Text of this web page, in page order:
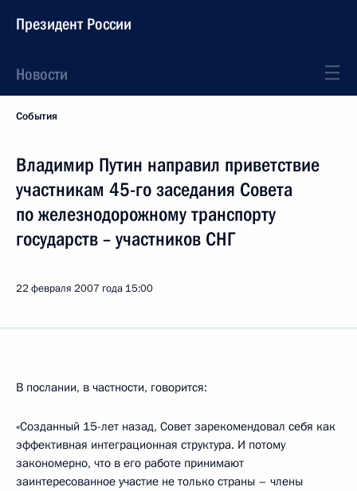
Президент России
Новости
События
Владимир Путин направил приветствие
участникам 45-го заседания Совета
по железнодорожному транспорту
государств – участников СНГ
22 февраля 2007 года 15:00
В послании, в частности, говорится:
«Созданный 15-лет назад, Совет зарекомендовал себя как
эффективная интеграционная структура. И потому
закономерно, что в его работе принимают
заинтересованное участие не только страны – члены